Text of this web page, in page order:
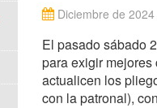
Diciembre de 2024
El pasado sábado
para exigir
actualicen los
con la patronal),